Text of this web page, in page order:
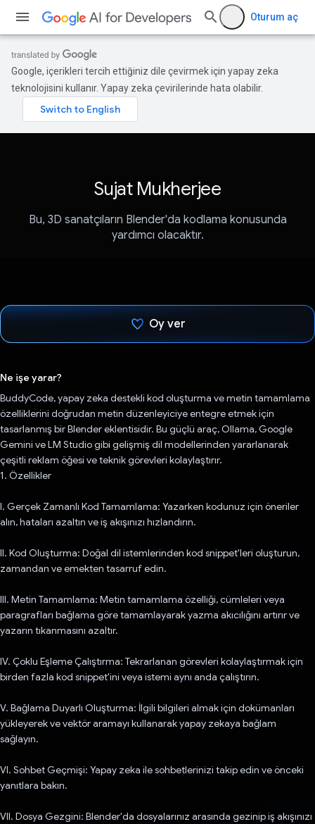
Oturum aç
Google, içerikleri tercih ettiğiniz dile çevirmek için yapay zeka
teknolojisini kullanır. Yapay zeka çevirilerinde hata olabilir.
Sujat Mukherjee
Bu, 3D sanatçıların Blender'da kodlama konusunda
yardımcı olacaktır.
Oy ver
Ne işe yarar?
BuddyCode, yapay zeka destekli kod oluşturma ve metin tamamlama
özelliklerini doğrudan metin düzenleyiciye entegre etmek için
tasarlanmış bir Blender eklentisidir. Bu güçlü araç, Ollama, Google
Gemini ve LM Studio gibi gelişmiş dil modellerinden yararlanarak
çeşitli reklam öğesi ve teknik görevleri kolaylaştırır.
1. Özellikler
I. Gerçek Zamanlı Kod Tamamlama: Yazarken kodunuz için öneriler
alın, hataları azaltın ve iş akışınızı hızlandırın.
II. Kod Oluşturma: Doğal dil istemlerinden kod snippet'leri oluşturun,
zamandan ve emekten tasarruf edin.
III. Metin Tamamlama: Metin tamamlama özelliği, cümleleri veya
paragrafları bağlama göre tamamlayarak yazma akıcılığını artırır ve
yazarın tıkanmasını azaltır.
IV. Çoklu Eşleme Çalıştırma: Tekrarlanan görevleri kolaylaştırmak için
birden fazla kod snippet'ini veya istemi aynı anda çalıştırın.
V. Bağlama Duyarlı Oluşturma: İlgili bilgileri almak için dokümanları
yükleyerek ve vektör aramayı kullanarak yapay zekaya bağlam
sağlayın.
VI. Sohbet Geçmişi: Yapay zeka ile sohbetlerinizi takip edin ve önceki
yanıtlara bakın.
VII. Dosya Gezgini: Blender'da dosyalarınız arasında gezinip iş akışınızı